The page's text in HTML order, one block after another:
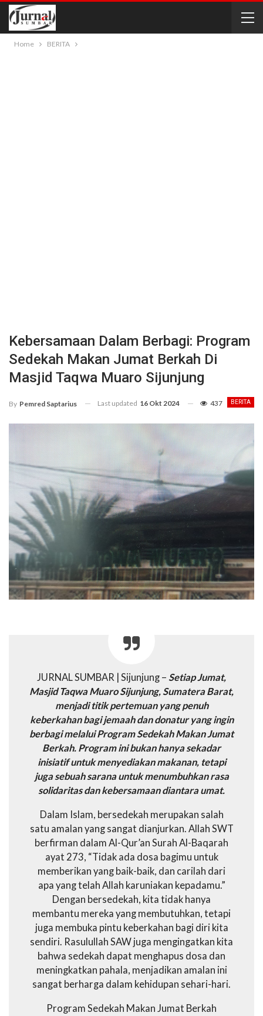
Home BERITA
Kebersamaan Dalam Berbagi: Program
Sedekah Makan Jumat Berkah Di
Masjid Taqwa Muaro Sijunjung
BERITA
By Pemred Saptarius Last updated 16 Okt 2024 437
JURNAL SUMBAR | Sijunjung – Setiap Jumat,
Masjid Taqwa Muaro Sijunjung, Sumatera Barat,
menjadi titik pertemuan yang penuh
keberkahan bagi jemaah dan donatur yang ingin
berbagi melalui Program Sedekah Makan Jumat
Berkah. Program ini bukan hanya sekadar
inisiatif untuk menyediakan makanan, tetapi
juga sebuah sarana untuk menumbuhkan rasa
solidaritas dan kebersamaan diantara umat.
Dalam Islam, bersedekah merupakan salah
satu amalan yang sangat dianjurkan. Allah SWT
berfirman dalam Al-Qur’an Surah Al-Baqarah
ayat 273, “Tidak ada dosa bagimu untuk
memberikan yang baik-baik, dan carilah dari
apa yang telah Allah karuniakan kepadamu.”
Dengan bersedekah, kita tidak hanya
membantu mereka yang membutuhkan, tetapi
juga membuka pintu keberkahan bagi diri kita
sendiri. Rasulullah SAW juga mengingatkan kita
bahwa sedekah dapat menghapus dosa dan
meningkatkan pahala, menjadikan amalan ini
sangat berharga dalam kehidupan sehari-hari.
Program Sedekah Makan Jumat Berkah